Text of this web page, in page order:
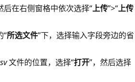
后在右侧窗格中依次选择“上传”>“上传
“所选文件”下，选择输入字段旁边的省
文件的位置，选择“打开”，然后选择